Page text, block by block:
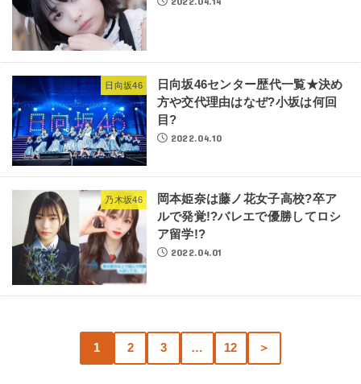
日向坂46
日向坂46センター歴代一覧★決め
方や交代理由はなぜ?小坂は何回
目?
2022.04.10
乃木坂46
岡本姫奈は藤ノ花女子高校?卒ア
ルで発覚!?バレエで優勝してロシ
ア留学!?
2022.04.01
1 2 3 … 12 ＞